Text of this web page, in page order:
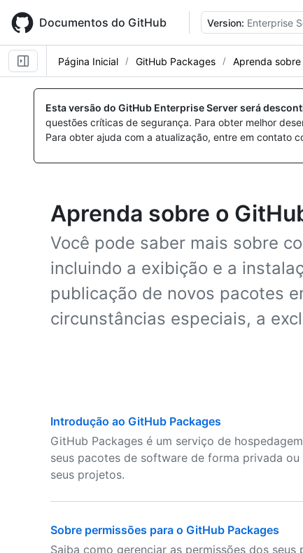
main
content
Documentos do GitHub Version: Enterprise
Página Inicial GitHub Packages Aprenda
Esta versão do GitHub Enterprise Server será
questões críticas de segurança. Para obter melhor
Para obter ajuda com a atualização, entre em contato
Aprenda sobre o
Você pode saber mais sobre
incluindo a exibição e a
publicação de novos pacotes
circunstâncias especiais, a
Introdução ao GitHub Packages
GitHub Packages é um serviço de
seus pacotes de software de forma privada
seus projetos.
Sobre permissões para o GitHub Packages
Saiba como gerenciar as permissões dos seus